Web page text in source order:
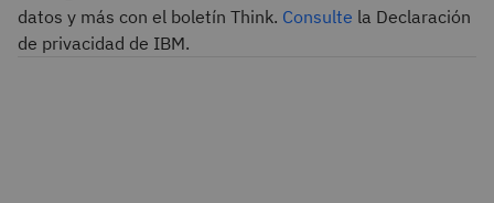
datos y más con el boletín Think. Consulte la Declaración
de privacidad de IBM.